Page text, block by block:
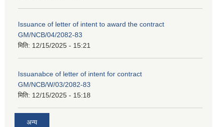
Issuance of letter of intent to award the contract
GM/NCB/04/2082-83
मिति: 12/15/2025 - 15:21
Issuanabce of letter of intent for contract
GM/NCB/W/03/2082-83
मिति: 12/15/2025 - 15:18
अन्य